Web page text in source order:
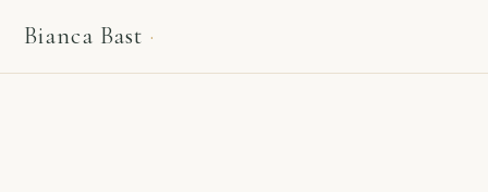
Bianca Bast ·